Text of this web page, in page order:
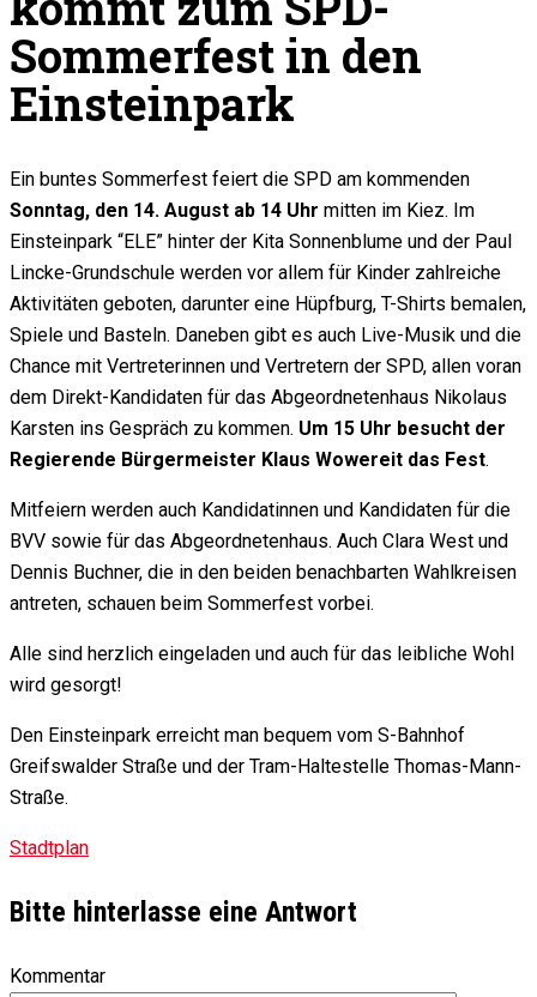
Sommerfest in den
Einsteinpark
Ein buntes Sommerfest feiert die SPD am kommenden
Sonntag, den 14. August ab 14 Uhr mitten im Kiez. Im
Einsteinpark “ELE” hinter der Kita Sonnenblume und der Paul
Lincke-Grundschule werden vor allem für Kinder zahlreiche
Aktivitäten geboten, darunter eine Hüpfburg, T-Shirts bemalen,
Spiele und Basteln. Daneben gibt es auch Live-Musik und die
Chance mit Vertreterinnen und Vertretern der SPD, allen voran
dem Direkt-Kandidaten für das Abgeordnetenhaus Nikolaus
Karsten ins Gespräch zu kommen. Um 15 Uhr besucht der
Regierende Bürgermeister Klaus Wowereit das Fest.
Mitfeiern werden auch Kandidatinnen und Kandidaten für die
BVV sowie für das Abgeordnetenhaus. Auch Clara West und
Dennis Buchner, die in den beiden benachbarten Wahlkreisen
antreten, schauen beim Sommerfest vorbei.
Alle sind herzlich eingeladen und auch für das leibliche Wohl
wird gesorgt!
Den Einsteinpark erreicht man bequem vom S-Bahnhof
Greifswalder Straße und der Tram-Haltestelle Thomas-Mann-
Straße.
Stadtplan
Bitte hinterlasse eine Antwort
Kommentar